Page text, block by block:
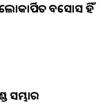
ଅବସୋସ ହିଁ
ସମ୍ଭାର